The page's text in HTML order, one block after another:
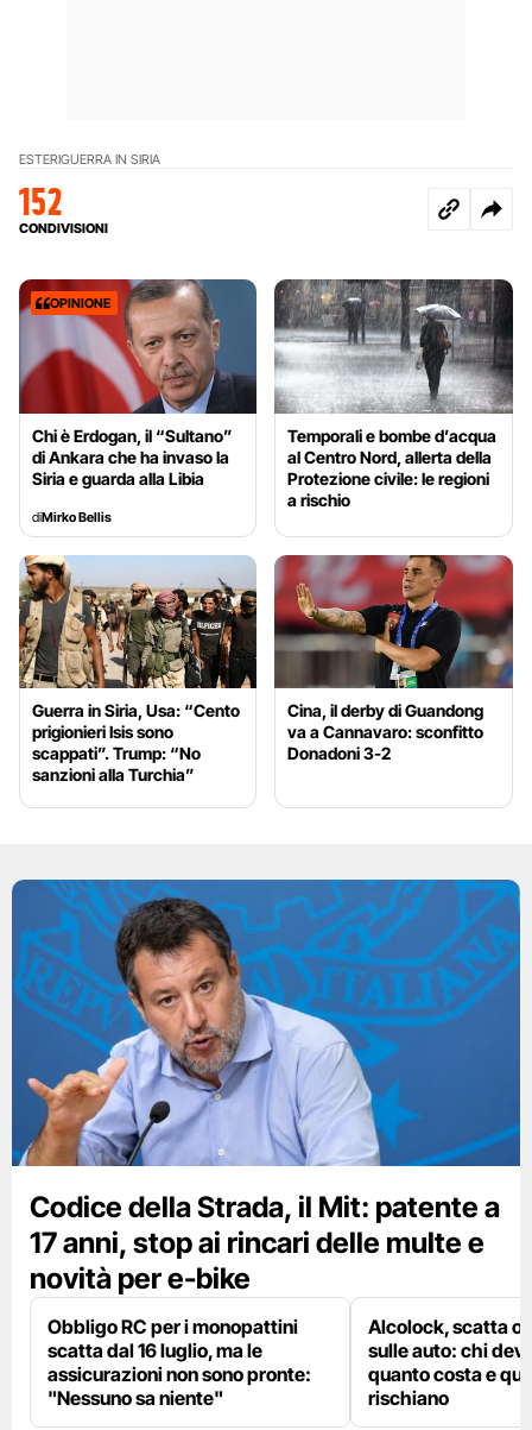
ESTERIGUERRA IN SIRIA
152
CONDIVISIONI
OPINIONE
Chi è Erdogan, il “Sultano”
di Ankara che ha invaso la
Siria e guarda alla Libia
diMirko Bellis
Temporali e bombe d’acqua
al Centro Nord, allerta della
Protezione civile: le regioni
a rischio
Guerra in Siria, Usa: “Cento
prigionieri Isis sono
scappati”. Trump: “No
sanzioni alla Turchia”
Cina, il derby di Guandong
va a Cannavaro: sconfitto
Donadoni 3-2
Codice della Strada, il Mit: patente a
17 anni, stop ai rincari delle multe e
novità per e-bike
Obbligo RC per i monopattini
scatta dal 16 luglio, ma le
assicurazioni non sono pronte:
"Nessuno sa niente"
Alcolock, scatta
sulle auto: chi
quanto costa e
rischiano